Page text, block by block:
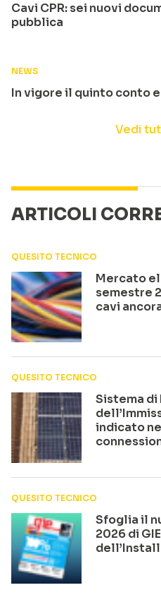
Cavi CPR: sei nuovi
pubblica
NEWS
In vigore il quinto conto
Vedi
ARTICOLI
QUESITO TECNICO
Mercato
semestre
cavi
QUESITO TECNICO
Sistema
indicato
QUESITO TECNICO
Sfoglia il
2026 di